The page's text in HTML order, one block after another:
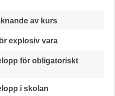
av kurs
explosiv vara
för obligatoriskt
i skolan